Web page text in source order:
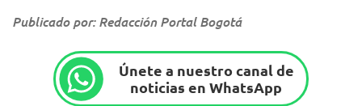
Publicado por: Redacción Portal Bogotá
Únete a nuestro canal de
noticias en WhatsApp